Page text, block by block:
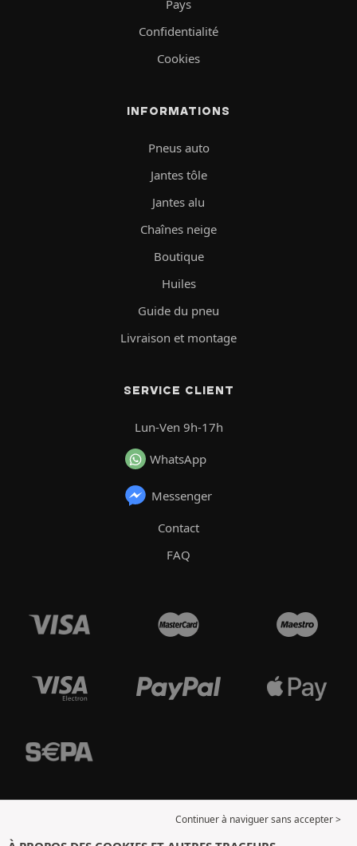
Pays
Confidentialité
Cookies
INFORMATIONS
Pneus auto
Jantes tôle
Jantes alu
Chaînes neige
Boutique
Huiles
Guide du pneu
Livraison et montage
SERVICE CLIENT
Lun-Ven 9h-17h
WhatsApp
Messenger
Contact
FAQ
Continuer à naviguer sans accepter >